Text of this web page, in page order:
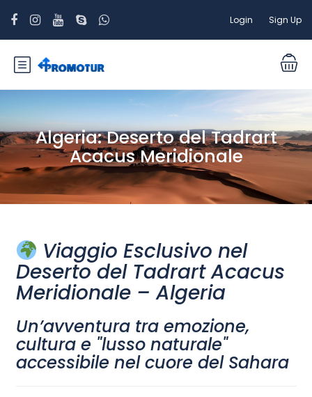
Login Sign Up
Algeria: Deserto del Tadrart
Acacus Meridionale
Viaggio Esclusivo nel
Deserto del Tadrart Acacus
Meridionale – Algeria
Un’avventura tra emozione,
cultura e "lusso naturale"
accessibile nel cuore del Sahara